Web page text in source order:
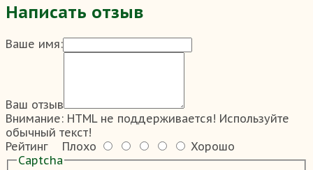
Написать отзыв
Ваше имя:
Ваш отзыв
Внимание: HTML не поддерживается! Используйте
обычный текст!
Рейтинг Плохо
Хорошо
Captcha